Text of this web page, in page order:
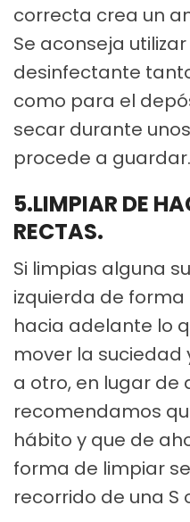
correcta crea un
Se aconseja
desinfectante
como para el
secar durante
procede a guardar.
5.LIMPIAR DE
RECTAS.
Si limpias alguna
izquierda de
hacia adelante lo
mover la suciedad
a otro, en lugar de
recomendamos
hábito y que de
forma de limpiar
recorrido de una S